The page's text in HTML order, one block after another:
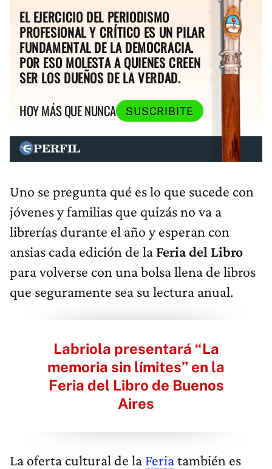
EL EJERCICIO DEL PERIODISMO
PROFESIONAL Y CRÍTICO ES UN PILAR
FUNDAMENTAL DE LA DEMOCRACIA.
POR ESO MOLESTA A QUIENES CREEN
SER LOS DUEÑOS DE LA VERDAD.
HOY MÁS QUE NUNCA
SUSCRIBITE
Uno se pregunta qué es lo que sucede con
jóvenes y familias que quizás no va a
librerías durante el año y esperan con
ansias cada edición de la Feria del Libro
para volverse con una bolsa llena de libros
que seguramente sea su lectura anual.
Labriola presentará “La
memoria sin límites” en la
Feria del Libro de Buenos
Aires
La oferta cultural de la Feriatambién es